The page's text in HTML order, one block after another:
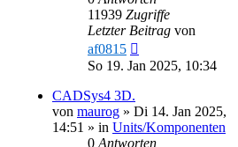
11939 Zugriffe
Letzter Beitrag von
af0815
So 19. Jan 2025, 10:34
CADSys4 3D.
von maurog » Di 14. Jan 2025,
14:51 » in Units/Komponenten
0 Antworten